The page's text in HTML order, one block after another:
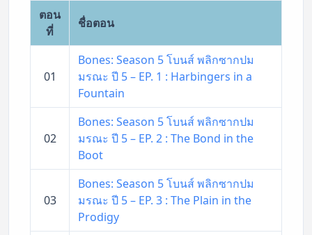
ตอน
ที่
ชื่อตอน
01
Bones: Season 5 โบนส์ พลิกซากปม
มรณะ ปี 5 – EP. 1 : Harbingers in a
Fountain
02
Bones: Season 5 โบนส์ พลิกซากปม
มรณะ ปี 5 – EP. 2 : The Bond in the
Boot
03
Bones: Season 5 โบนส์ พลิกซากปม
มรณะ ปี 5 – EP. 3 : The Plain in the
Prodigy